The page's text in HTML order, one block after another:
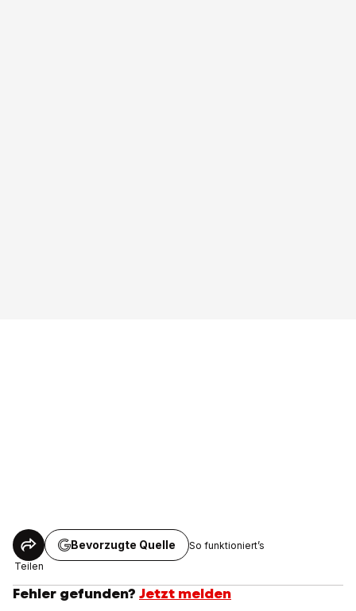
Teilen
Bevorzugte Quelle So funktioniert’s
Fehler gefunden? Jetzt melden